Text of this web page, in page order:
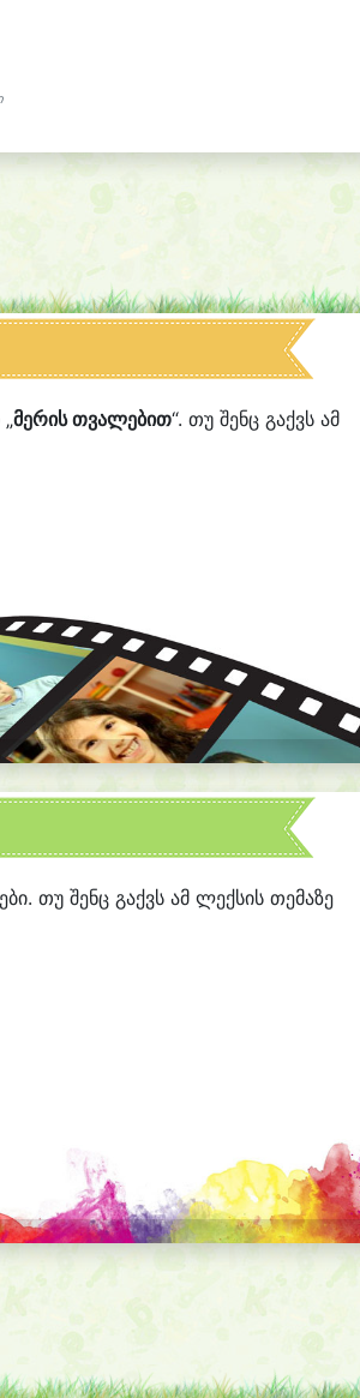
მერის თვალებით“. თუ შენც გაქვს ამ
თუ შენც გაქვს ამ ლექსის თემაზე